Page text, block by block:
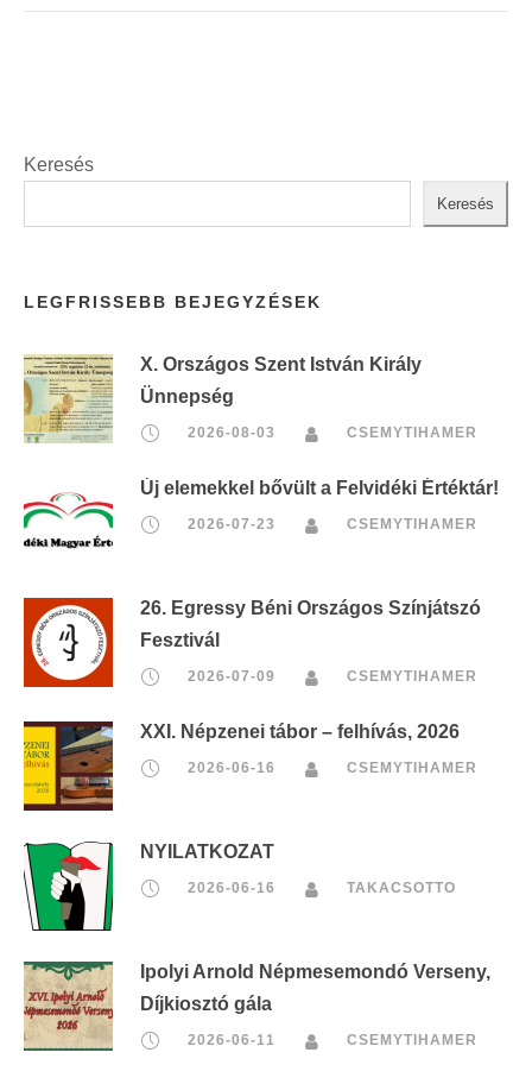
Keresés
Keresés
LEGFRISSEBB BEJEGYZÉSEK
X. Országos Szent István Király
Ünnepség
2026-08-03 CSEMYTIHAMER
Új elemekkel bővült a Felvidéki Értéktár!
2026-07-23 CSEMYTIHAMER
26. Egressy Béni Országos Színjátszó
Fesztivál
2026-07-09 CSEMYTIHAMER
XXI. Népzenei tábor – felhívás, 2026
2026-06-16 CSEMYTIHAMER
NYILATKOZAT
2026-06-16 TAKACSOTTO
Ipolyi Arnold Népmesemondó Verseny,
Díjkiosztó gála
2026-06-11 CSEMYTIHAMER